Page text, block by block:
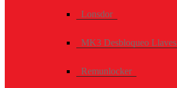
Lonsdor
MK3 Desbloqueo Llaves
Remunlocker